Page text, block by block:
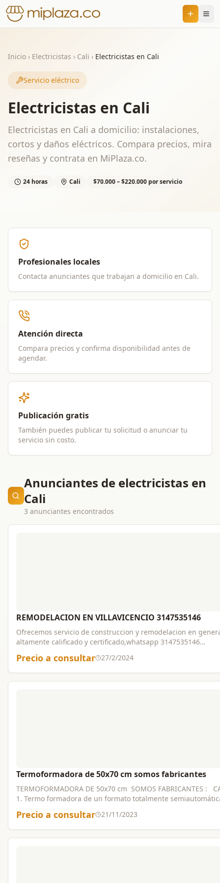
Inicio › Electricistas › Cali › Electricistas en Cali
Servicio eléctrico
Electricistas en Cali
Electricistas en Cali a domicilio: instalaciones,
cortos y daños eléctricos. Compara precios, mira
reseñas y contrata en MiPlaza.co.
24 horas Cali $70.000 – $220.000 por servicio
Profesionales locales
Contacta anunciantes que trabajan a domicilio en Cali.
Atención directa
Compara precios y confirma disponibilidad antes de
agendar.
Publicación gratis
También puedes publicar tu solicitud o anunciar tu
servicio sin costo.
Anunciantes de electricistas en
Cali
3 anunciantes encontrados
REMODELACION EN VILLAVICENCIO 3147535146
Ofrecemos servicio de construccion y remodelacion en
altamente calificado y certificado,whatsapp 3147535146
con tecnicos con mas de 30 años de experiencia para
servicio,trabajos garantizados.
Precio a consultar 27/2/2024
Termoformadora de 50x70 cm somos fabricantes
TERMOFORMADORA DE 50x70 cm SOMOS FABRICANTES : CARACTERÍSTICAS:
1. Termo formadora de un formato totalmente
resistencias brindadas de 5 /16. (ELÉCTRICA) 4. Prensa
3/8 y u de 4" con 2 ejes de 1"con sus respectivos bujes en
recorrido de 30 cm 5. Prensas neumáticas para prensar
Precio a consultar 21/11/2023